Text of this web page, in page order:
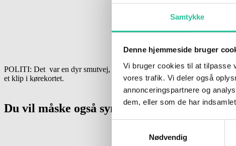
Samtykke
Denne hjemmeside bruger
Vi bruger cookies til at tilpasse
vores trafik. Vi deler også
annonceringspartnere og
dem, eller som de har
Nødvendig
POLITI: Det var en dyr smutvej, en 57-årig mand fra Rønne forsøgte
et klip i kørekortet.
Du vil måske også synes om